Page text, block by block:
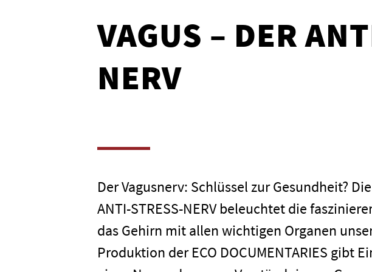
VAGUS – DER
NERV
Der Vagusnerv: Schlüssel zur Gesundheit?
ANTI-STRESS-NERV beleuchtet die
das Gehirn mit allen wichtigen Organen
Produktion der ECO DOCUMENTARIES gibt